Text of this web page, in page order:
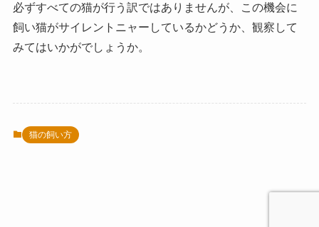
必ずすべての猫が行う訳ではありませんが、この機会に
飼い猫がサイレントニャーしているかどうか、観察して
みてはいかがでしょうか。
猫の飼い方